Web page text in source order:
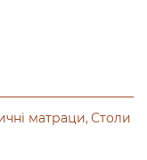
матраци Столи